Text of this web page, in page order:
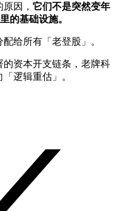
因， 它们不是突然变年
的基础设施。
给所有「老登股」。
的资本开支链条，老牌科
逻辑重估」。